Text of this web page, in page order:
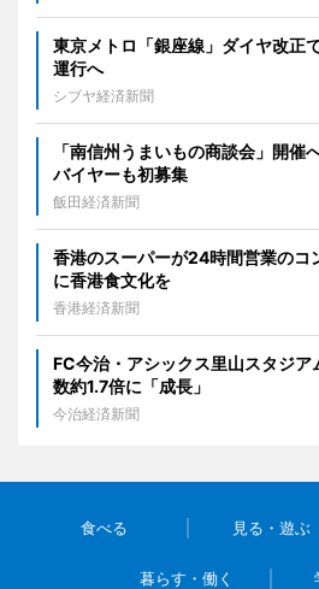
東京メトロ「銀座線」ダイヤ改
運行へ
シブヤ経済新聞
「南信州うまいもの商談会」開
バイヤーも初募集
飯田経済新聞
香港のスーパーが24時間営業の
に香港食文化を
香港経済新聞
FC今治・アシックス里山スタジ
数約1.7倍に「成長」
今治経済新聞
食べる 見る・遊ぶ
暮らす・働く